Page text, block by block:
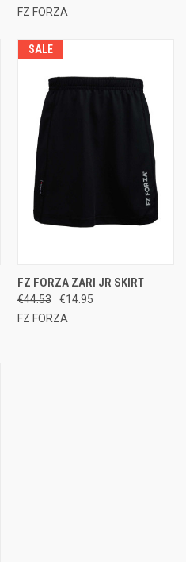
FZ FORZA
SALE
FZ FORZA ZARI JR SKIRT
€44.53
€14.95
FZ FORZA